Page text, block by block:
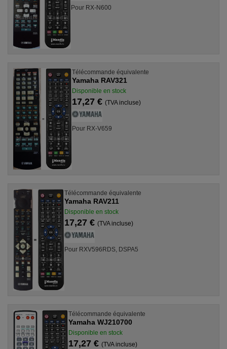
Pour RX-N600
Télécommande équivalente
Yamaha RAV321
Disponible en stock
17,27 €(TVA incluse)
Pour RX-V659
Télécommande équivalente
Yamaha RAV211
Disponible en stock
17,27 € (TVA incluse)
Pour RXV596RDS, DSPA5
Télécommande équivalente
Yamaha WJ210700
Disponible en stock
17,27 € (TVA incluse)